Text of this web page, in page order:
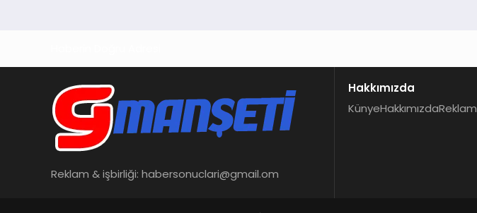
Reklam & işbirliği: habersonuclari@gmail.om
Hakkımızda
KünyeHakkımızdaReklam